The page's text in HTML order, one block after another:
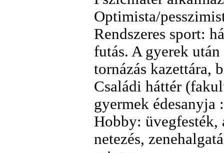
Optimista/
Rendszeres sport:
futás. A gyerek
tornázás kazettára,
Családi háttér
gyermek édesanyja
Hobby: üvegfesték,
netezés,